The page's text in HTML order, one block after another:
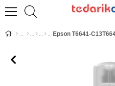
Epson T6641-